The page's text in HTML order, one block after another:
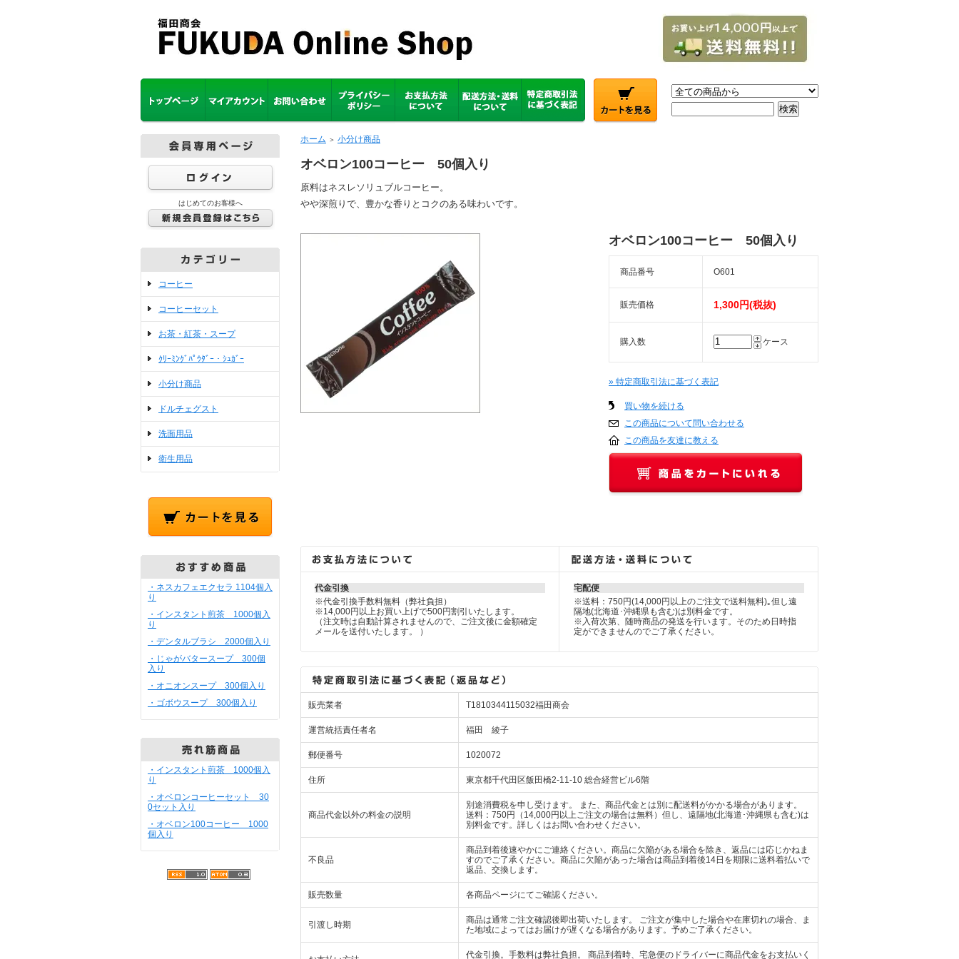
はじめてのお客様へ
コーヒー
コーヒーセット
お茶・紅茶・スープ
ｸﾘｰﾐﾝｸﾞﾊﾟｳﾀﾞｰ・ｼｭｶﾞｰ
小分け商品
ドルチェグスト
洗面用品
衛生用品
・ネスカフェエクセラ 1104個入
り
・インスタント煎茶 1000個入
り
・デンタルブラシ 2000個入り
・じゃがバタースープ 300個
入り
・オニオンスープ 300個入り
・ゴボウスープ 300個入り
・インスタント煎茶 1000個入
り
・オベロンコーヒーセット 30
0セット入り
・オベロン100コーヒー 1000
個入り
ホーム ＞ 小分け商品
オベロン100コーヒー 50個入り
原料はネスレソリュブルコーヒー。
やや深煎りで、豊かな香りとコクのある味わいです。
オベロン100コーヒー 50個入り
商品番号 O601
販売価格 1,300円(税抜)
購入数 ケース
» 特定商取引法に基づく表記
買い物を続ける
この商品について問い合わせる
この商品を友達に教える
代金引換
※代金引換手数料無料（弊社負担）
※14,000円以上お買い上げで500円割引いたします。
（注文時は自動計算されませんので、ご注文後に金額確定
メールを送付いたします。 ）
宅配便
※送料：750円(14,000円以上のご注文で送料無料)｡但し遠
隔地(北海道･沖縄県も含む)は別料金です。
※入荷次第、随時商品の発送を行います。そのため日時指
定ができませんのでご了承ください。
販売業者 T1810344115032福田商会
運営統括責任者名 福田 綾子
郵便番号 1020072
住所 東京都千代田区飯田橋2-11-10 総合経営ビル6階
商品代金以外の料金の説明
別途消費税を申し受けます。 また、商品代金とは別に配送料がかかる場合があります。
送料：750円（14,000円以上ご注文の場合は無料）但し、遠隔地(北海道･沖縄県も含む)は
別料金です。詳しくはお問い合わせください。
不良品
商品到着後速やかにご連絡ください。商品に欠陥がある場合を除き、返品には応じかねま
すのでご了承ください。商品に欠陥があった場合は商品到着後14日を期限に送料着払いで
返品、交換します。
販売数量 各商品ページにてご確認ください。
引渡し時期
商品は通常ご注文確認後即出荷いたします。 ご注文が集中した場合や在庫切れの場合、ま
た地域によってはお届けが遅くなる場合があります。予めご了承ください。
代金引換。手数料は弊社負担。 商品到着時、宅急便のドライバーに商品代金をお支払いく